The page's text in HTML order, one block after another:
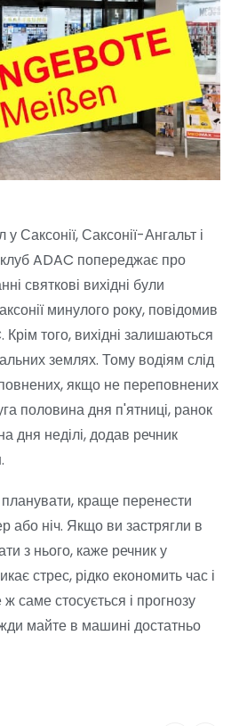
у Саксонії, Саксонії-Ангальт і
клуб ADAC попереджає про
святкові вихідні були
минулого року, повідомив
того, вихідні залишаються
землях. Тому водіям слід
якщо не переповнених
половина дня п'ятниці, ранок
дня неділі, додав речник
краще перенести
або ніч. Якщо ви застрягли в
з нього, каже речник у
стрес, рідко економить час і
саме стосується і прогнозу
майте в машині достатньо